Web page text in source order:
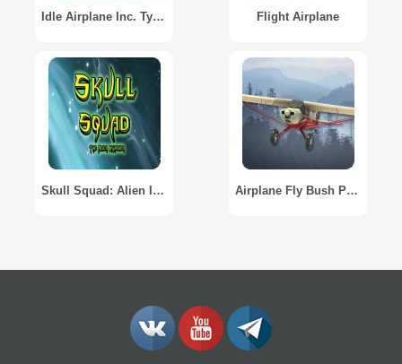
Idle Airplane Inc. Tycoon Flight Airplane
Skull Squad: Alien Invasion Airplane Fly Bush Pilot / Посадка в диких условиях